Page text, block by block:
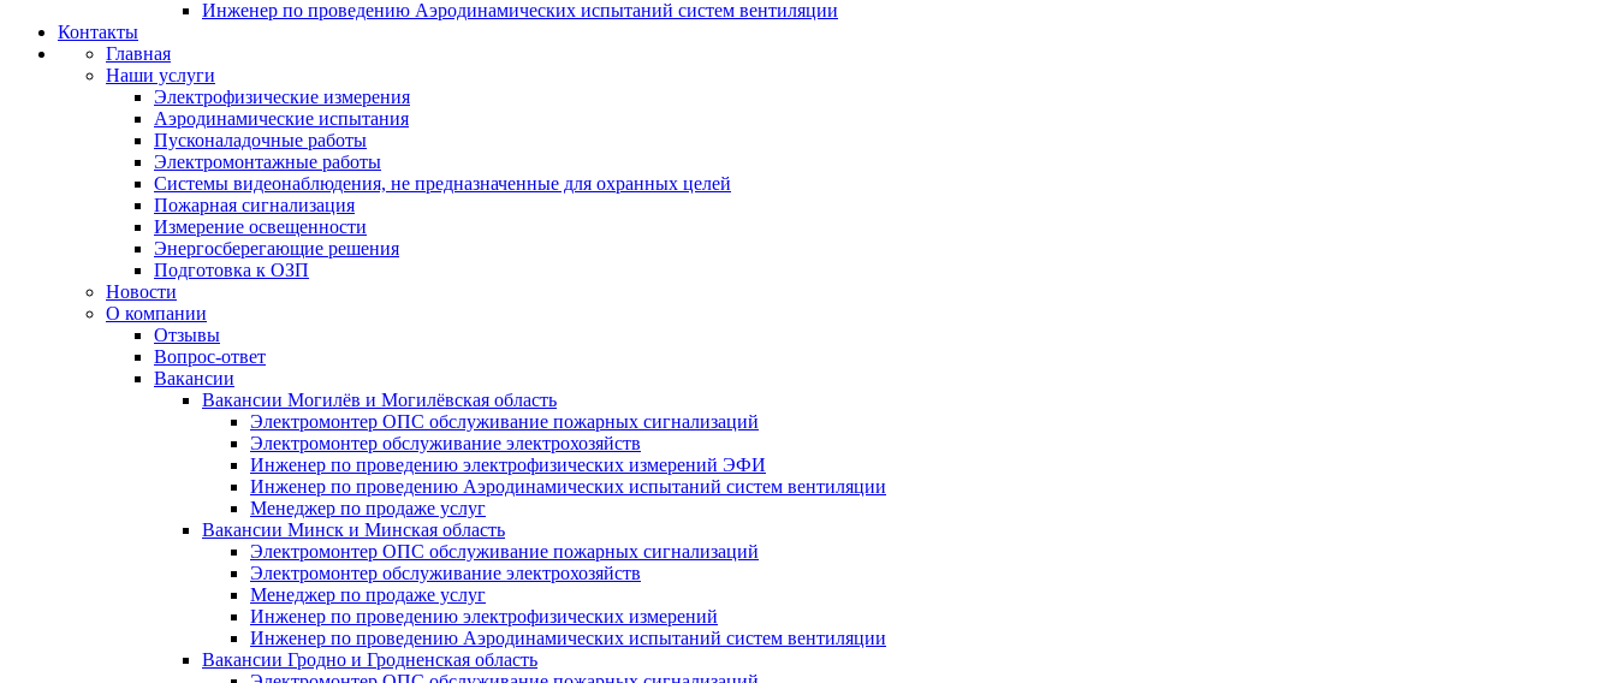
Инженер по проведению Аэродинамических испытаний систем вентиляции
Контакты
Главная
Наши услуги
Электрофизические измерения
Аэродинамические испытания
Пусконаладочные работы
Электромонтажные работы
Системы видеонаблюдения, не предназначенные для охранных целей
Пожарная сигнализация
Измерение освещенности
Энергосберегающие решения
Подготовка к ОЗП
Новости
О компании
Отзывы
Вопрос-ответ
Вакансии
Вакансии Могилёв и Могилёвская область
Электромонтер ОПС обслуживание пожарных сигнализаций
Электромонтер обслуживание электрохозяйств
Инженер по проведению электрофизических измерений ЭФИ
Инженер по проведению Аэродинамических испытаний систем вентиляции
Менеджер по продаже услуг
Вакансии Минск и Минская область
Электромонтер ОПС обслуживание пожарных сигнализаций
Электромонтер обслуживание электрохозяйств
Менеджер по продаже услуг
Инженер по проведению электрофизических измерений
Инженер по проведению Аэродинамических испытаний систем вентиляции
Вакансии Гродно и Гродненская область